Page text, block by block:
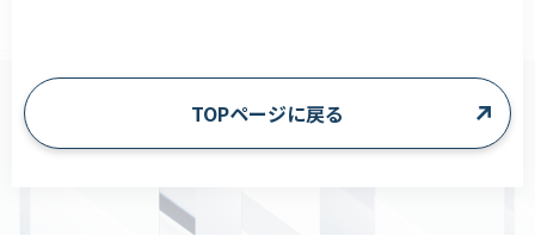
TOPページに戻る